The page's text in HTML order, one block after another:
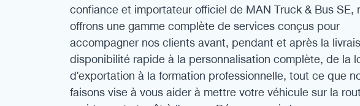
confiance et importateur officiel de MAN Truck & Bus SE,
offrons une gamme complète de services conçus pour
accompagner nos clients avant, pendant et après la
disponibilité rapide à la personnalisation complète, de la
d’exportation à la formation professionnelle, tout ce que
faisons vise à vous aider à mettre votre véhicule sur la